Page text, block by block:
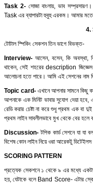
Task 2- সোজা বাংলায়, ভাব
Task এর ব্যাপারটা হুবুহু এরকম।
4.
টোটাল স্পিকিং সেকশন তিন ভাগে বিভক্ত-
Interview- আসেন, বসেন, কি অবস্থা,
থাকেন, সেই শহরের description
আলোচনা হতে পারে। আমি এই সেশনের নাম
Topic card- এখানে আপনার সামনে কিছু
আপনাকে এক মিনিট ভাবার সুযোগ দেয়া
রেডি করার চেষ্টা না করে শুধু প্রথম এক বা
প্রথম লাইন সাবলীলভাবে মুখ থেকে বের হলে
Discussion- টপিক কার্ড সেশনে যা যা
বিশেষ কোন লাইন নিয়ে ওরা আরেকটু ডিটেইলস
SCORING PATTERN
প্রত্যেক সেকশনে ১ থেকে ৯ এর মধ্যে
হয়, যেটাকে বলে Band Score- এটার